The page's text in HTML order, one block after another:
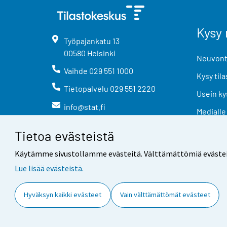
Tietoa evästeistä
Käytämme sivustollamme evästeitä. Välttämättömiä
Lue lisää evästeistä.
Hyväksyn kaikki evästeet Vain välttämättömät evästeet
Työpajankatu 13
00580 Helsinki
Vaihde 029 551 1000
Tietopalvelu 029 551 2220
info@stat.fi
Kysy
Usein
Medialle
Yhteystiedot Palaute